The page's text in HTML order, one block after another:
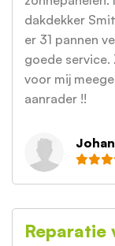
dakdekker
er 31 pannen
goede
voor mij
aanrader !!
Reparatie